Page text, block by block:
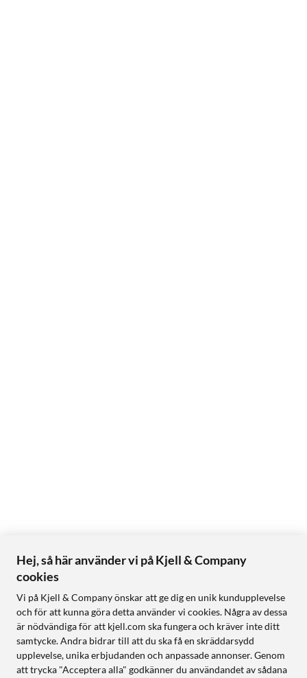
Hej, så här använder vi på Kjell & Company
cookies
Vi på Kjell & Company önskar att ge dig en unik kundupplevelse
och för att kunna göra detta använder vi cookies. Några av dessa
är nödvändiga för att kjell.com ska fungera och kräver inte ditt
samtycke. Andra bidrar till att du ska få en skräddarsydd
upplevelse, unika erbjudanden och anpassade annonser. Genom
att trycka "Acceptera alla" godkänner du användandet av sådana